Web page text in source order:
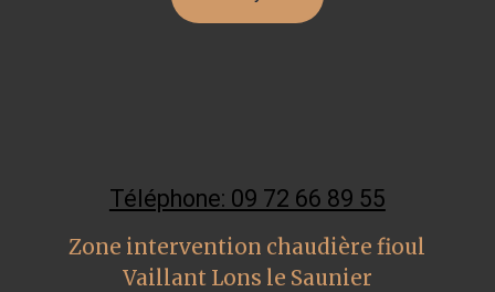
Téléphone: 09 72 66 89 55
Zone intervention chaudière fioul
Vaillant Lons le Saunier